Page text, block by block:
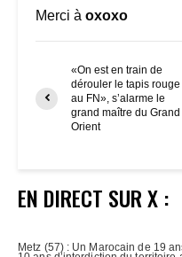
Merci à oxoxo
«On est en train de
dérouler le tapis rouge
au FN», s’alarme le
grand maître du Grand
Orient
EN DIRECT SUR X :